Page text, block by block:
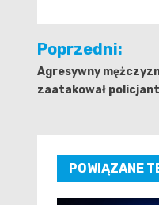
Nawigacja
wpisu
Poprzedni:
Agresywny
zaatakował
POWIĄZANE